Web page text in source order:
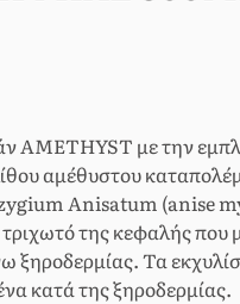
AMETHYST με την
αμέθυστου
Anisatum (anise
της κεφαλής που
ξηροδερμίας. Τα
κατά της ξηροδερμίας.